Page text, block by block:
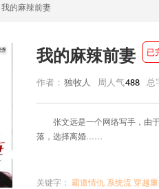
我的麻辣前妻
我的麻辣前妻 已
作者： 独牧人 周人气488 总
张文远是一个网络写手，由
落，选择离婚……
关键字： 霸道情仇 系统流 穿越